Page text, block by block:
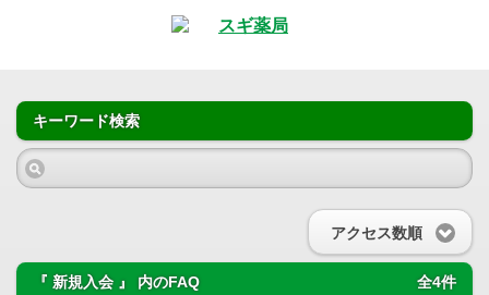
キーワード検索
アクセス数順
『 新規入会 』 内のFAQ 全4件